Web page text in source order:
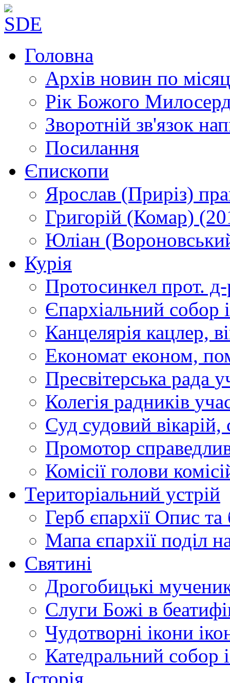
Головна
Архів новин по
Рік Божого
Зворотній зв'язок
Посилання
Єпископи
Ярослав (Приріз)
Григорій (Комар)
Юліан
Курія
Протосинкел прот.
Єпархіальний собор
Канцелярія кацлер,
Економат економ,
Пресвітерська рада
Колегія радників
Суд судовий вікарій,
Промотор
Комісії голови
Територіальний устрій
Герб єпархії Опис та
Мапа єпархії поділ
Святині
Дрогобицькі
Слуги Божі в
Чудотворні ікони
Катедральний собор